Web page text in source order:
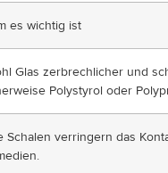
es wichtig ist
Glas zerbrechlicher und
Polystyrol oder
Schalen verringern das